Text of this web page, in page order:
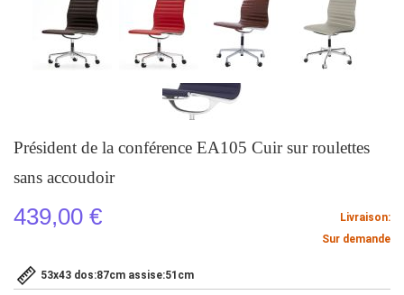
Président de la conférence EA105 Cuir sur roulettes
sans accoudoir
439,00 €
Livraison:
Sur demande
53x43 dos:87cm assise:51cm